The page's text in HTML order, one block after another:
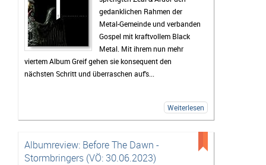
gedanklichen Rahmen der
Metal-Gemeinde und verbanden
Gospel mit kraftvollem Black
Metal. Mit ihrem nun mehr
viertem Album Greif gehen sie konsequent den
nächsten Schritt und überraschen auf's...
Weiterlesen
Albumreview: Before The Dawn -
Stormbringers (VÖ: 30.06.2023)